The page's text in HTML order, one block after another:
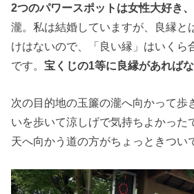
2つのパワースポットは女性大好き、
瀧。私は結婚していますが、良縁と
けはないので、「良い縁」はいくら
です。宝くじの1等に良縁があれば
次の目的地の玉簾の瀧へ向かって歩
いを歩いて涼しげで気持ちよかった
天へ向かう道の方がちょっときつい